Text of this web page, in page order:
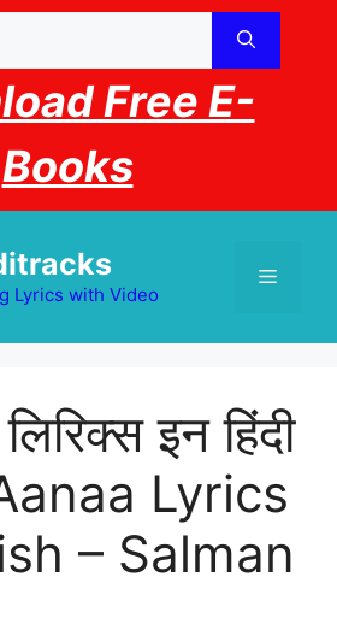
Free E-
Books
Lyrics with Video
Menu
इन हिंदी
Lyrics
– Salman